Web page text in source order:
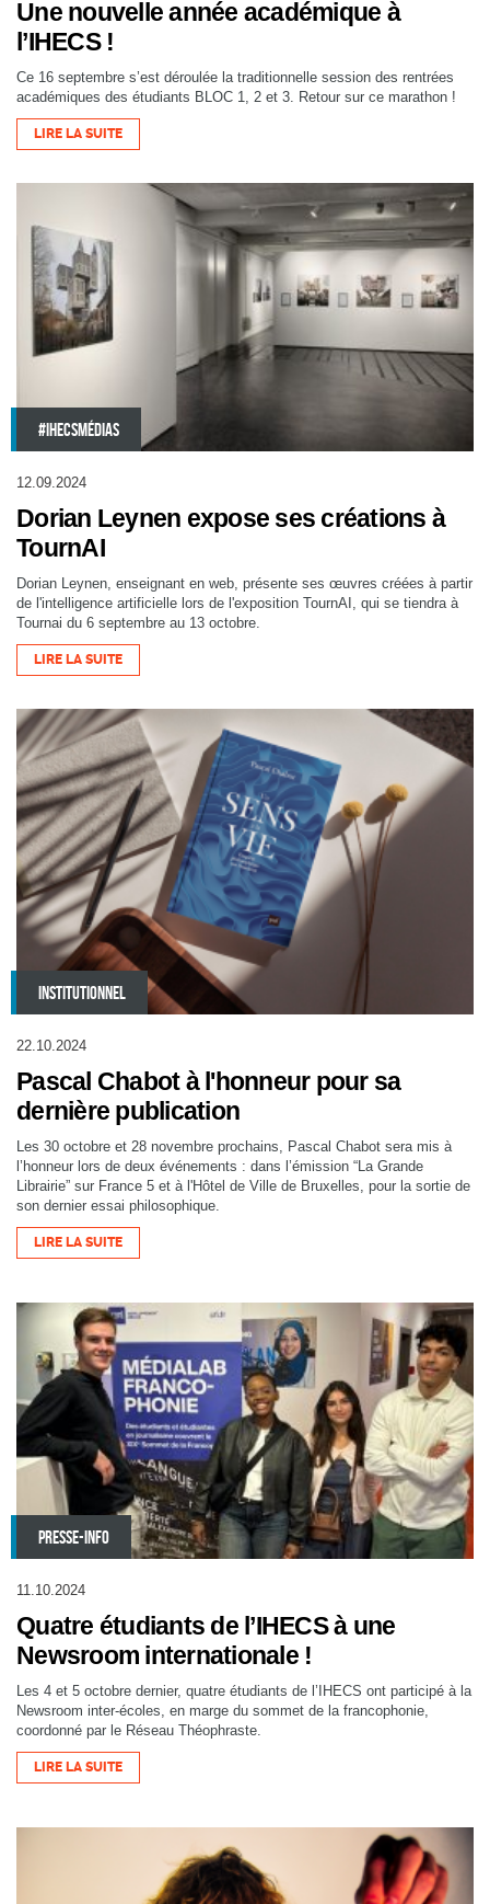
Une nouvelle année académique à
l’IHECS !
Ce 16 septembre s’est déroulée la traditionnelle session des rentrées
académiques des étudiants BLOC 1, 2 et 3. Retour sur ce marathon !
LIRE LA SUITE
#IHECSMÉDIAS
12.09.2024
Dorian Leynen expose ses créations à
TournAI
Dorian Leynen, enseignant en web, présente ses œuvres créées à partir
de l'intelligence artificielle lors de l'exposition TournAI, qui se tiendra à
Tournai du 6 septembre au 13 octobre.
LIRE LA SUITE
INSTITUTIONNEL
22.10.2024
Pascal Chabot à l'honneur pour sa
dernière publication
Les 30 octobre et 28 novembre prochains, Pascal Chabot sera mis à
l’honneur lors de deux événements : dans l’émission “La Grande
Librairie” sur France 5 et à l'Hôtel de Ville de Bruxelles, pour la sortie de
son dernier essai philosophique.
LIRE LA SUITE
PRESSE-INFO
11.10.2024
Quatre étudiants de l’IHECS à une
Newsroom internationale !
Les 4 et 5 octobre dernier, quatre étudiants de l’IHECS ont participé à la
Newsroom inter-écoles, en marge du sommet de la francophonie,
coordonné par le Réseau Théophraste.
LIRE LA SUITE